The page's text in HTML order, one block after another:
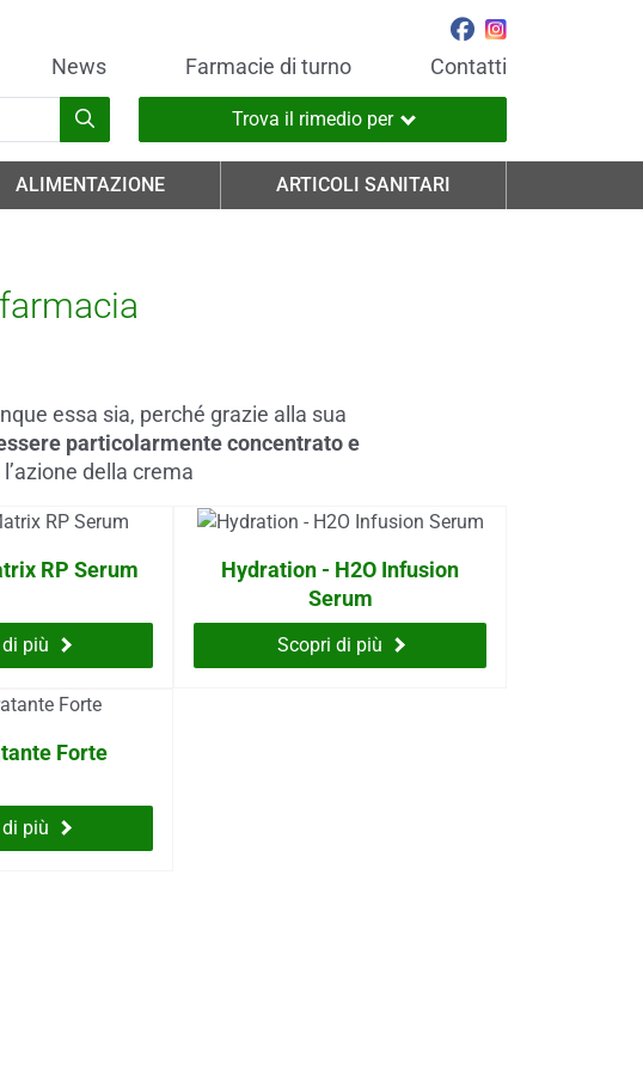
News Farmacie di turno Contatti
Trova il rimedio per
ALIMENTAZIONE ARTICOLI SANITARI
essa sia, perché grazie alla sua
particolarmente concentrato e
della crema
RP Serum
più
Hydration - H2O Infusion
Serum
Scopri di più
Forte
più